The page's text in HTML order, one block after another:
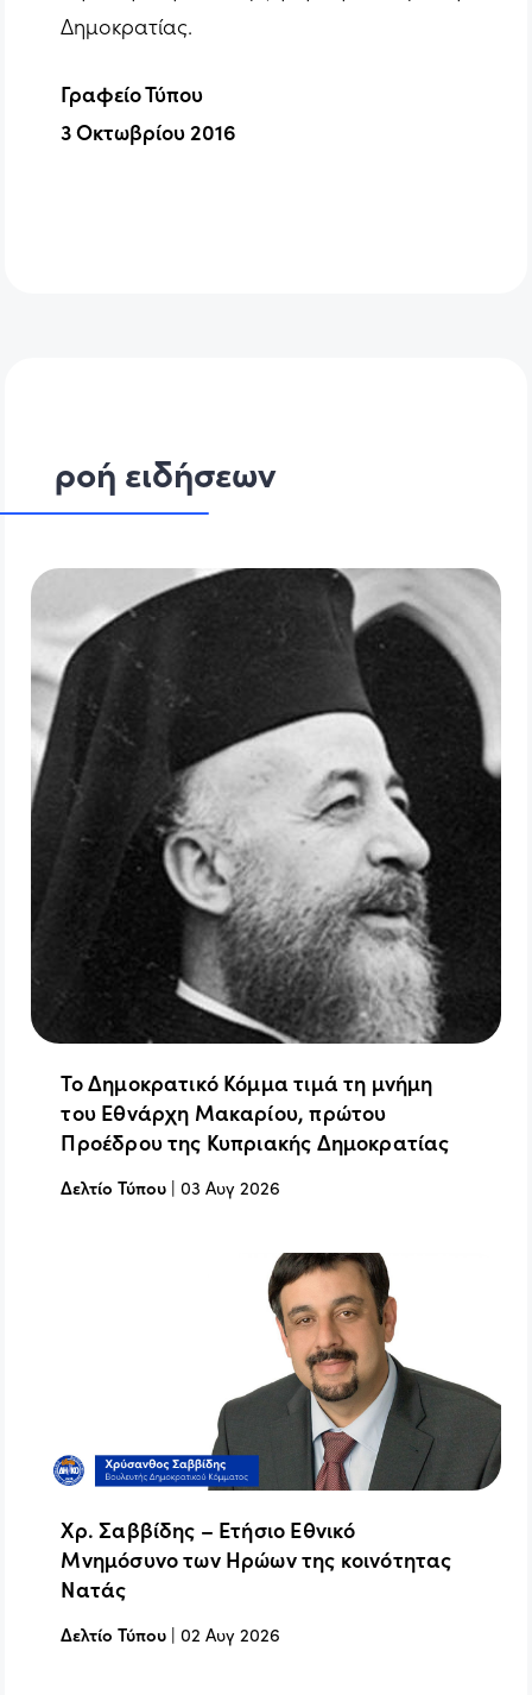
Δημοκρατίας.
Γραφείο Τύπου
3 Οκτωβρίου 2016
ροή ειδήσεων
Το Δημοκρατικό Κόμμα τιμά τη μνήμη
του Εθνάρχη Μακαρίου, πρώτου
Προέδρου της Κυπριακής Δημοκρατίας
Δελτίο Τύπου |03 Αυγ 2026
Χρ. Σαββίδης – Ετήσιο Εθνικό
Μνημόσυνο των Ηρώων της κοινότητας
Νατάς
Δελτίο Τύπου |02 Αυγ 2026